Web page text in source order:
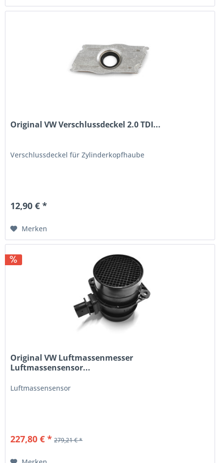
Original VW Verschlussdeckel 2.0 TDI...
Verschlussdeckel für Zylinderkopfhaube
12,90 € *
Merken
Original VW Luftmassenmesser
Luftmassensensor...
Luftmassensensor
227,80 € * 279,21 € *